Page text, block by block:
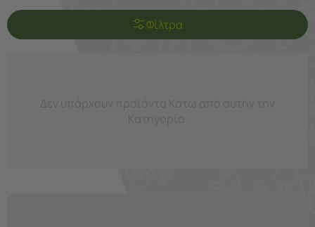
Φίλτρα
Δεν υπάρχουν προϊόντα Κάτω από αυτήν την
Κατηγορία.